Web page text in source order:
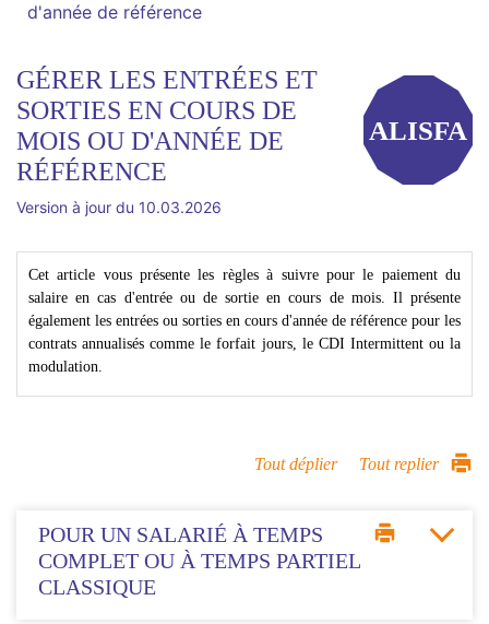
d'année de référence
GÉRER LES ENTRÉES ET
SORTIES EN COURS DE
MOIS OU D'ANNÉE DE
RÉFÉRENCE
ALISFA
Version à jour du 10.03.2026
Cet article vous présente les règles à suivre pour le paiement du
salaire en cas d'entrée ou de sortie en cours de mois. Il présente
également les entrées ou sorties en cours d'année de référence pour les
contrats annualisés comme le forfait jours, le CDI Intermittent ou la
modulation.
Tout déplier Tout replier
POUR UN SALARIÉ À TEMPS
COMPLET OU À TEMPS PARTIEL
CLASSIQUE